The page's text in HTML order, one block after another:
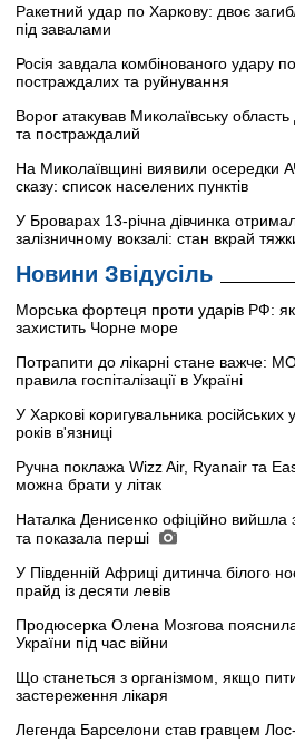
Ракетний удар по Харкову: двоє
під завалами
Росія завдала комбінованого удару
постраждалих та руйнування
Ворог атакував Миколаївську
та постраждалий
На Миколаївщині виявили осередки
сказу: список населених пунктів
У Броварах 13-річна дівчинка
залізничному вокзалі: стан вкрай
Новини Звідусіль
Морська фортеця проти ударів РФ:
захистить Чорне море
Потрапити до лікарні стане важче:
правила госпіталізації в Україні
У Харкові коригувальника російських
років в'язниці
Ручна поклажа Wizz Air, Ryanair та
можна брати у літак
Наталка Денисенко офіційно
та показала перші
У Південній Африці дитинча білого
прайд із десяти левів
Продюсерка Олена Мозгова
України під час війни
Що станеться з організмом, якщо
застереження лікаря
Легенда Барселони став гравцем